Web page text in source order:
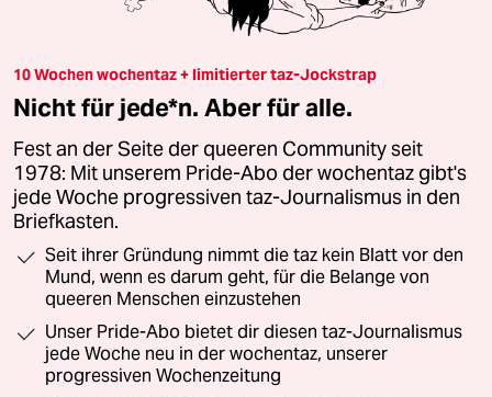
10 Wochen wochentaz + limitierter taz-Jockstrap
Nicht für jede*n. Aber für alle.
Fest an der Seite der queeren Community seit
1978: Mit unserem Pride-Abo der wochentaz gibt's
jede Woche progressiven taz-Journalismus in den
Briefkasten.
Seit ihrer Gründung nimmt die taz kein Blatt vor den
Mund, wenn es darum geht, für die Belange von
queeren Menschen einzustehen
Unser Pride-Abo bietet dir diesen taz-Journalismus
jede Woche neu in der wochentaz, unserer
progressiven Wochenzeitung